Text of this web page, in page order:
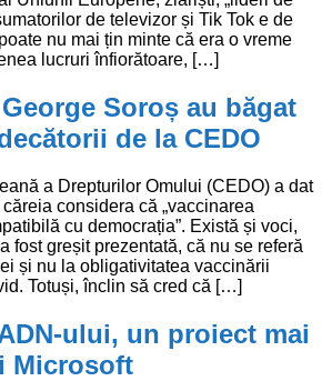
de televizor și Tik Tok e de
nu mai țin minte că era o vreme
lucruri înfiorătoare, […]
Soroș au băgat
de la CEDO
a Drepturilor Omului (CEDO) a dat
considera că „vaccinarea
cu democrația”. Există și voci,
fost greșit prezentată, că nu se referă
și nu la obligativitatea vaccinării
Totuși, înclin să cred că […]
ului, un proiect mai
Microsoft